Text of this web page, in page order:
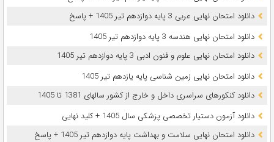
دانلود امتحان نهایی عربی 3 پایه دوازدهم تیر 1405 + پاسخ
دانلود امتحان نهایی هندسه 3 پایه دوازدهم تیر 1405
دانلود امتحان نهایی علوم و فنون ادبی 3 پایه دوازدهم تیر 1405
دانلود امتحان نهایی زمین شناسی پایه یازدهم تیر 1405
دانلود کنکورهای سراسری داخل و خارج از کشور سالهای 1381 تا 1405
دانلود آزمون دستیار تخصصی پزشکی سال 1405 + کلید نهایی
دانلود امتحان نهایی سلامت و بهداشت پایه دوازدهم تیر 1405 + پاسخ